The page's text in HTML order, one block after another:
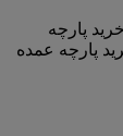
پارچه
پارچه عمده